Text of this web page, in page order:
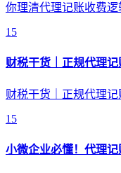
你理清代理记账收费逻
15
财税干货｜正规代理
财税干货｜正规代理
15
小微企业必懂！代理